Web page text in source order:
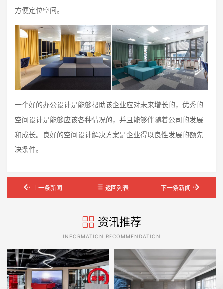
方便定位空间。
一个好的办公设计是能够帮助该企业应对未来增长的，优秀的
空间设计是能够应该各种情况的，并且能够伴随着公司的发展
和成长。良好的空间设计解决方案是企业得以良性发展的额先
决条件。
上一条新闻 返回列表 下一条新闻
资讯推荐
INFORMATION RECOMMENDATION